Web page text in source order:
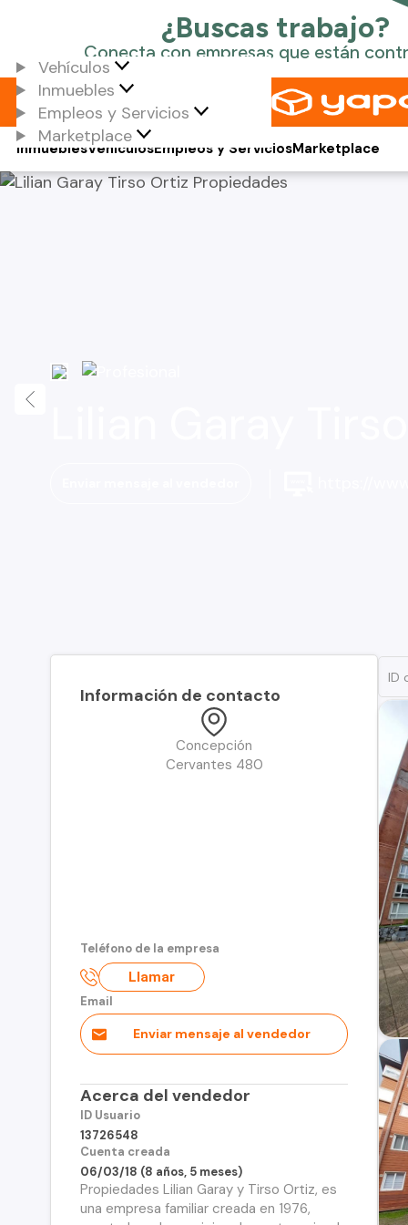
Vehículos
Inmuebles
Empleos y Servicios
Marketplace
Vehículos
Inmuebles Empleos y ServiciosMarketplace
Información de contacto
Concepción
Cervantes 480
Teléfono de la empresa
Llamar
Email
Enviar mensaje al vendedor
Acerca del vendedor
ID Usuario
13726548
Cuenta creada
06/03/18 (8 años, 5 meses)
Propiedades Lilian Garay y Tirso Ortiz, es
una empresa familiar creada en 1976,